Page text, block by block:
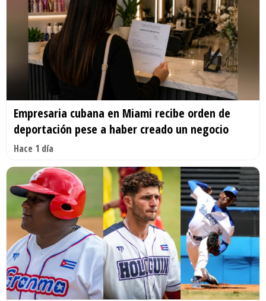
Empresaria cubana en Miami recibe orden de
deportación pese a haber creado un negocio
Hace 1 día